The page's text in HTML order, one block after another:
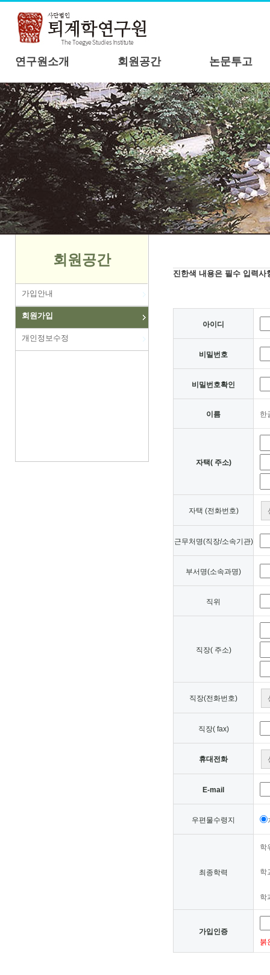
연구원소개 회원공간 논문투고
회원공간
가입안내
회원가입
개인정보수정
진한색 내용은 필수 입력
아이디
비밀번호
비밀번호확인
이름 한
자택( 주소)
자택 (전화번호)
근무처명(직장/소속기관)
부서명(소속과명)
직위
직장( 주소)
직장(전화번호)
직장( fax)
휴대전화
E-mail
우편물수령지
최종학력
학
학
학
가입인증
붉